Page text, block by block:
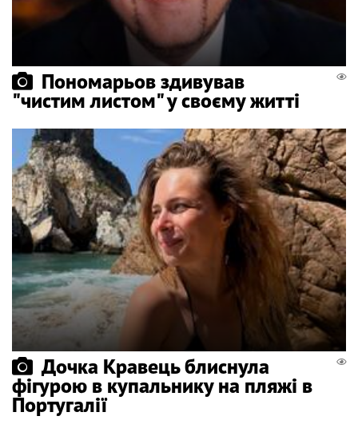
Пономарьов здивував
"чистим листом" у своєму житті
Дочка Кравець блиснула
фігурою в купальнику на пляжі в
Португалії